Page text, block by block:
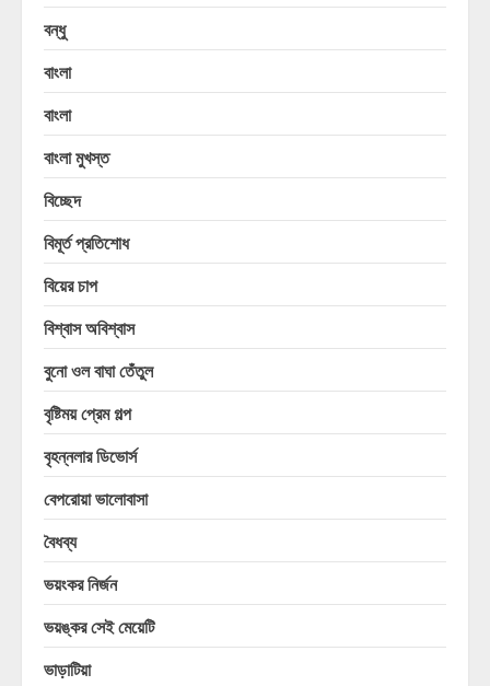
বন্ধু
বাংলা
বাংলা
বাংলা মুখস্ত
বিচ্ছেদ
বিমূর্ত প্রতিশোধ
বিয়ের চাপ
বিশ্বাস অবিশ্বাস
বুনো ওল বাঘা তেঁতুল
বৃষ্টিময় প্রেম গল্প
বৃহন্নলার ডিভোর্স
বেপরোয়া ভালোবাসা
বৈধব্য
ভয়ংকর নির্জন
ভয়ঙ্কর সেই মেয়েটি
ভাড়াটিয়া